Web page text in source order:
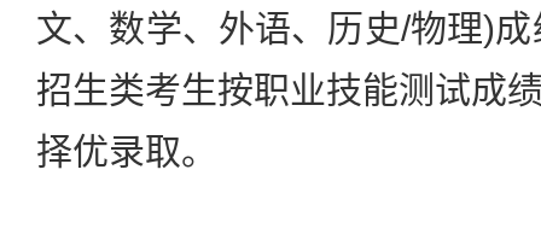
文、数学、外语、历史/物理)
招生类考生按职业技能测试成
择优录取。